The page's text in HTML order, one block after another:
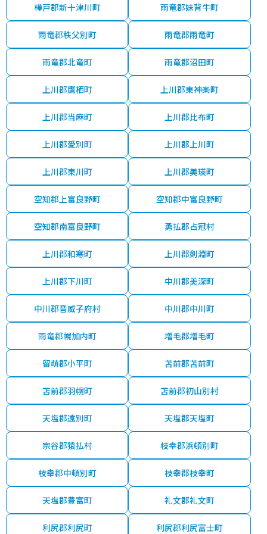
樺戸郡新十津川町 雨竜郡妹背牛町
雨竜郡秩父別町 雨竜郡雨竜町
雨竜郡北竜町 雨竜郡沼田町
上川郡鷹栖町 上川郡東神楽町
上川郡当麻町 上川郡比布町
上川郡愛別町 上川郡上川町
上川郡東川町 上川郡美瑛町
空知郡上富良野町 空知郡中富良野町
空知郡南富良野町 勇払郡占冠村
上川郡和寒町 上川郡剣淵町
上川郡下川町 中川郡美深町
中川郡音威子府村 中川郡中川町
雨竜郡幌加内町 増毛郡増毛町
留萌郡小平町 苫前郡苫前町
苫前郡羽幌町 苫前郡初山別村
天塩郡遠別町 天塩郡天塩町
宗谷郡猿払村 枝幸郡浜頓別町
枝幸郡中頓別町 枝幸郡枝幸町
天塩郡豊富町 礼文郡礼文町
利尻郡利尻町 利尻郡利尻富士町